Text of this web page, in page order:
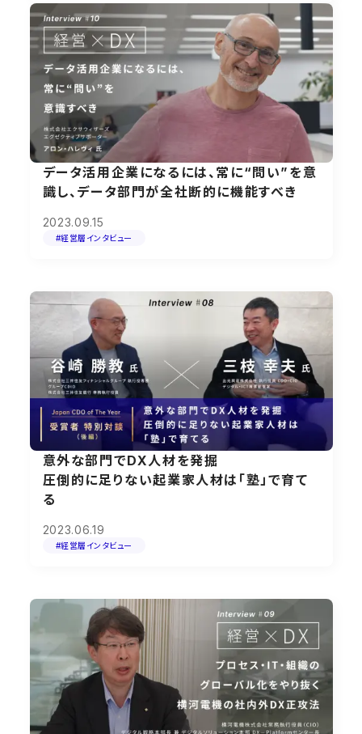
データ活用企業になるには、常に“問い”を意
識し、データ部門が全社断的に機能すべき
2023.09.15
#経営層インタビュー
意外な部門でDX人材を発掘
圧倒的に足りない起業家人材は「塾」で育て
る
2023.06.19
#経営層インタビュー